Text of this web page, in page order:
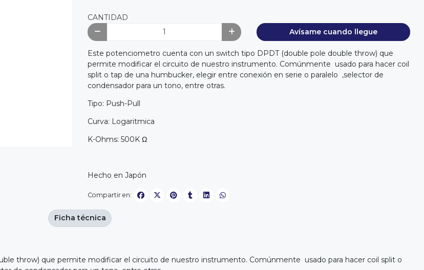
CANTIDAD
Avísame cuando llegue
Este potenciometro cuenta con un switch tipo DPDT (double pole double throw) que
permite modificar el circuito de nuestro instrumento. Comúnmente usado para hacer coil
split o tap de una humbucker, elegir entre conexión en serie o paralelo ,selector de
condensador para un tono, entre otras.
Tipo: Push-Pull
Curva: Logaritmica
K-Ohms: 500K Ω
Hecho en Japón
Compartir en:
throw) que permite modificar el circuito de nuestro instrumento. Comúnmente usado para hacer coil split o
Ficha técnica